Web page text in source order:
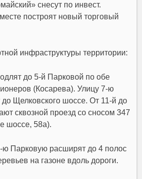
снесут по инвест.
построят новый торговый
инфраструктуры территории:
до 5-й Парковой по обе
(Косарева). Улицу 7-ю
Щелковского шоссе. От 11-й до
сквозной проезд со сносом 347
шоссе, 58а).
Парковую расширят до 4 полос
на газоне вдоль дороги.